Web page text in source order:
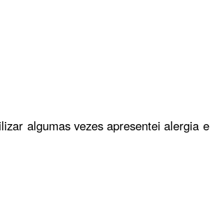
algumas vezes apresentei alergia e